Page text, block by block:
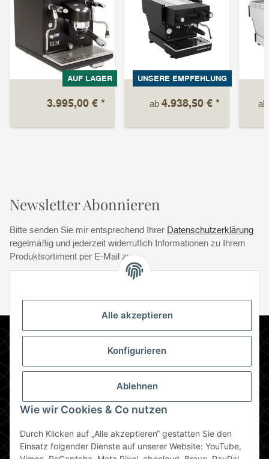
Alle akzeptieren
Konfigurieren
Ablehnen
Wie wir Cookies & Co nutzen
Durch Klicken auf „Alle akzeptieren“ gestatten Sie den
Einsatz folgender Dienste auf unserer Website: YouTube,
AUF LAGER
3.995,00 € *
UNSERE EMPFEHLUNG
ab 4.938,50 € *
Newsletter Abonnieren
Bitte senden Sie mir entsprechend Ihrer Datenschutzerklärung
regelmäßig und jederzeit widerruflich Informationen zu Ihrem
Produktsortiment per E-Mail zu.
Newsletter Abonnieren
Gesetzliche Informationen
Zahlungsmethoden
Berlin